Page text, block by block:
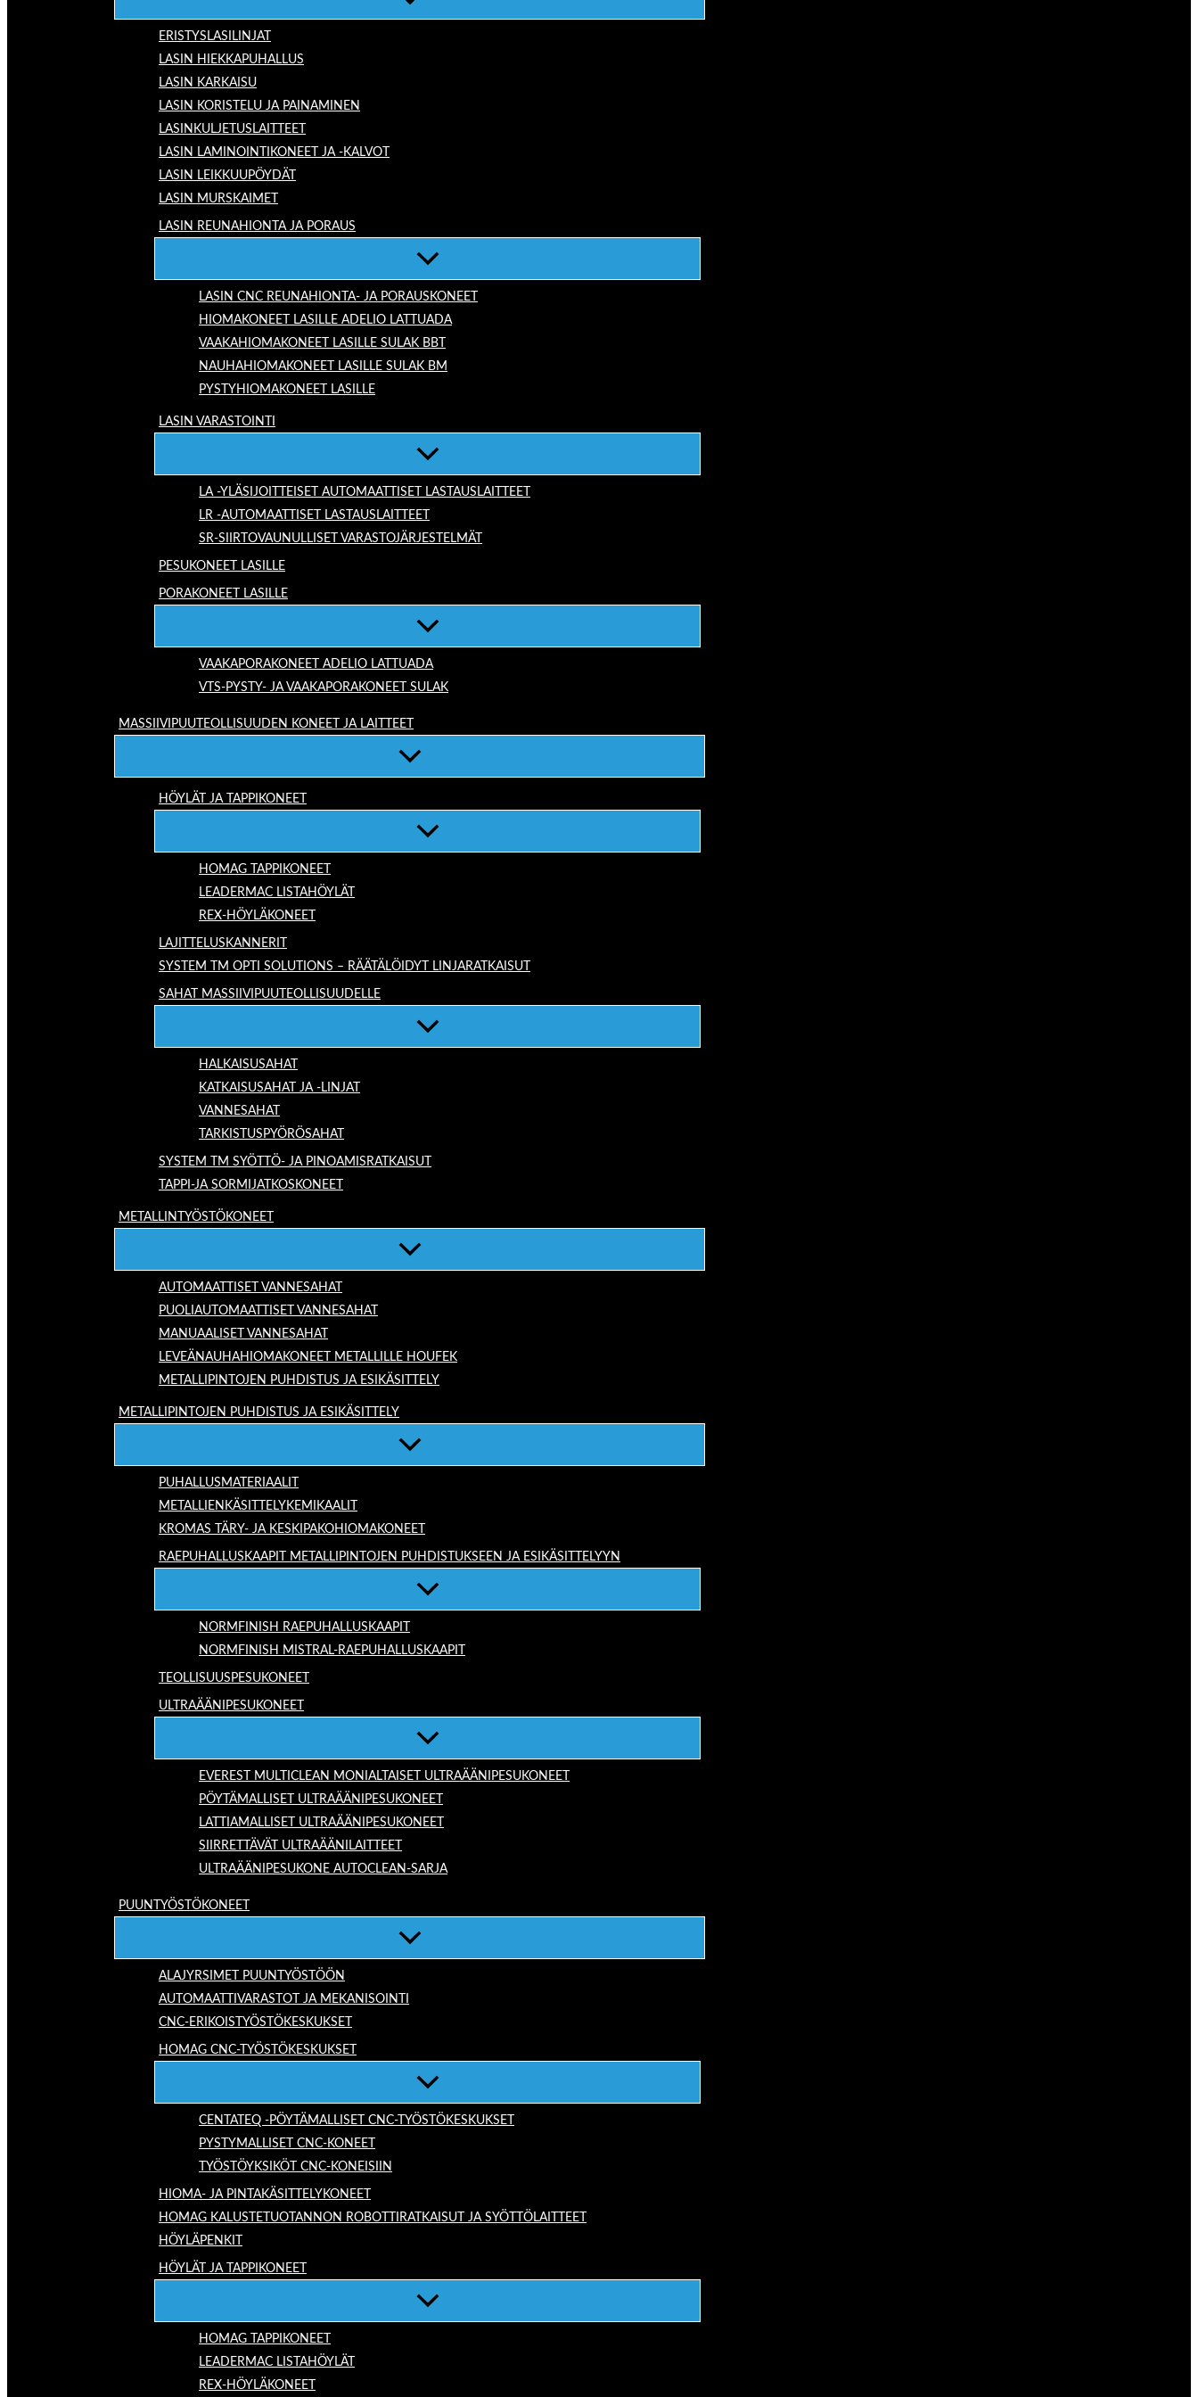
ERISTYSLASILINJAT
LASIN HIEKKAPUHALLUS
LASIN KARKAISU
LASIN KORISTELU JA PAINAMINEN
LASINKULJETUSLAITTEET
LASIN LAMINOINTIKONEET JA -KALVOT
LASIN LEIKKUUPÖYDÄT
LASIN MURSKAIMET
LASIN REUNAHIONTA JA PORAUS
LASIN CNC REUNAHIONTA- JA PORAUSKONEET
HIOMAKONEET LASILLE ADELIO LATTUADA
VAAKAHIOMAKONEET LASILLE SULAK BBT
NAUHAHIOMAKONEET LASILLE SULAK BM
PYSTYHIOMAKONEET LASILLE
LASIN VARASTOINTI
LA -YLÄSIJOITTEISET AUTOMAATTISET LASTAUSLAITTEET
LR -AUTOMAATTISET LASTAUSLAITTEET
SR-SIIRTOVAUNULLISET VARASTOJÄRJESTELMÄT
PESUKONEET LASILLE
PORAKONEET LASILLE
VAAKAPORAKONEET ADELIO LATTUADA
VTS-PYSTY- JA VAAKAPORAKONEET SULAK
MASSIIVIPUUTEOLLISUUDEN KONEET JA LAITTEET
HÖYLÄT JA TAPPIKONEET
HOMAG TAPPIKONEET
LEADERMAC LISTAHÖYLÄT
REX-HÖYLÄKONEET
LAJITTELUSKANNERIT
SYSTEM TM OPTI SOLUTIONS – RÄÄTÄLÖIDYT LINJARATKAISUT
SAHAT MASSIIVIPUUTEOLLISUUDELLE
HALKAISUSAHAT
KATKAISUSAHAT JA -LINJAT
VANNESAHAT
TARKISTUSPYÖRÖSAHAT
SYSTEM TM SYÖTTÖ- JA PINOAMISRATKAISUT
TAPPI-JA SORMIJATKOSKONEET
METALLINTYÖSTÖKONEET
AUTOMAATTISET VANNESAHAT
PUOLIAUTOMAATTISET VANNESAHAT
MANUAALISET VANNESAHAT
LEVEÄNAUHAHIOMAKONEET METALLILLE HOUFEK
METALLIPINTOJEN PUHDISTUS JA ESIKÄSITTELY
METALLIPINTOJEN PUHDISTUS JA ESIKÄSITTELY
PUHALLUSMATERIAALIT
METALLIENKÄSITTELYKEMIKAALIT
KROMAS TÄRY- JA KESKIPAKOHIOMAKONEET
RAEPUHALLUSKAAPIT METALLIPINTOJEN PUHDISTUKSEEN JA ESIKÄSITTELYYN
NORMFINISH RAEPUHALLUSKAAPIT
NORMFINISH MISTRAL-RAEPUHALLUSKAAPIT
TEOLLISUUSPESUKONEET
ULTRAÄÄNIPESUKONEET
EVEREST MULTICLEAN MONIALTAISET ULTRAÄÄNIPESUKONEET
PÖYTÄMALLISET ULTRAÄÄNIPESUKONEET
LATTIAMALLISET ULTRAÄÄNIPESUKONEET
SIIRRETTÄVÄT ULTRAÄÄNILAITTEET
ULTRAÄÄNIPESUKONE AUTOCLEAN-SARJA
PUUNTYÖSTÖKONEET
ALAJYRSIMET PUUNTYÖSTÖÖN
AUTOMAATTIVARASTOT JA MEKANISOINTI
CNC-ERIKOISTYÖSTÖKESKUKSET
HOMAG CNC-TYÖSTÖKESKUKSET
CENTATEQ -PÖYTÄMALLISET CNC-TYÖSTÖKESKUKSET
PYSTYMALLISET CNC-KONEET
TYÖSTÖYKSIKÖT CNC-KONEISIIN
HIOMA- JA PINTAKÄSITTELYKONEET
HOMAG KALUSTETUOTANNON ROBOTTIRATKAISUT JA SYÖTTÖLAITTEET
HÖYLÄPENKIT
HÖYLÄT JA TAPPIKONEET
HOMAG TAPPIKONEET
LEADERMAC LISTAHÖYLÄT
REX-HÖYLÄKONEET